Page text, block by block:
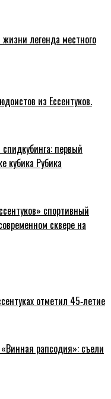
жизни легенда местного
из Ессентуков.
первый
кубика Рубика
спортивный
сквере на
отметил 45‑летие
рапсодия»: съели